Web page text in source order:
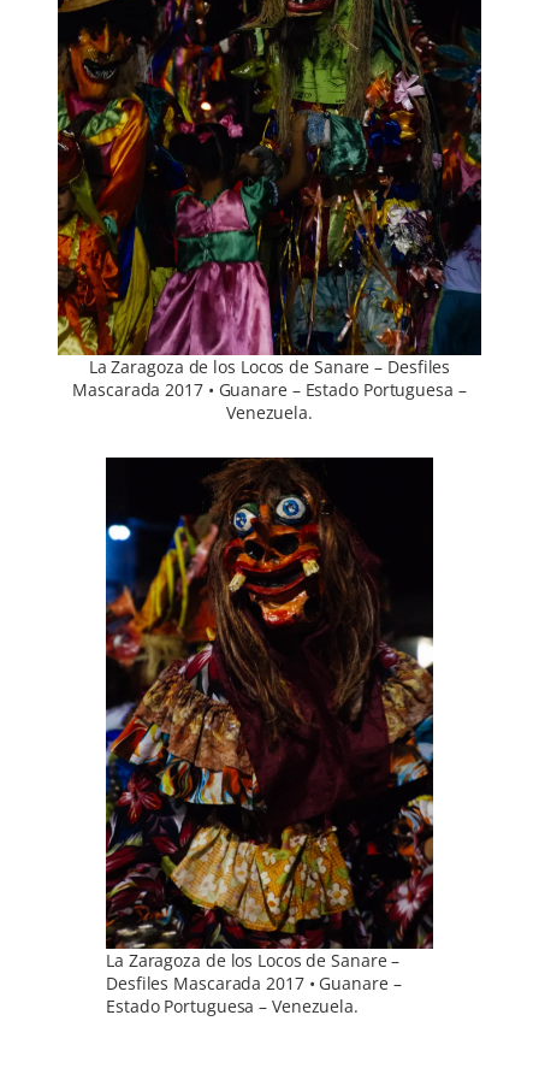
La Zaragoza de los Locos de Sanare – Desfiles
Mascarada 2017 • Guanare – Estado Portuguesa –
Venezuela.
La Zaragoza de los Locos de Sanare –
Desfiles Mascarada 2017 • Guanare –
Estado Portuguesa – Venezuela.